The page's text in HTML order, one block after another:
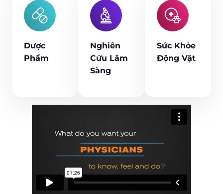
Dược
Phẩm
Nghiên
Cứu Lâm
Sàng
Sức Khỏe
Động Vật